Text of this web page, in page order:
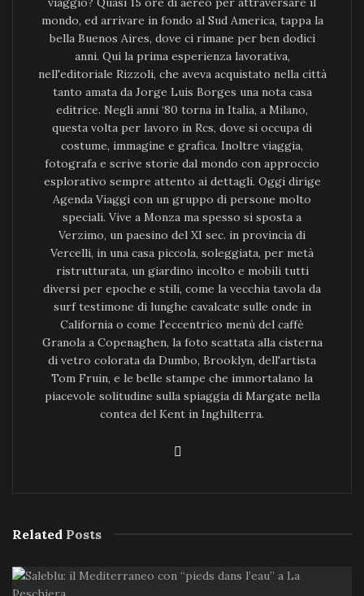
mondo, ed arrivare in fondo al Sud America, tappa la
bella Buenos Aires, dove ci rimane per ben dodici
anni. Qui la prima esperienza lavorativa,
nell'editoriale Rizzoli, che aveva acquistato nella città
tanto amata da Jorge Luis Borges una nota casa
editrice. Negli anni ‘80 torna in Italia, a Milano,
questa volta per lavoro in Rcs, dove si occupa di
costume, immagine e grafica. Inoltre viaggia,
fotografa e scrive storie dal mondo con approccio
esplorativo sempre attento ai dettagli. Oggi dirige
Agenda Viaggi con un gruppo di persone molto
speciali. Vive a Monza ma spesso si sposta a
Verzimo, un paesino del XI sec. in provincia di
Vercelli, in una casa piccola, soleggiata, per metà
ristrutturata, un giardino incolto e mobili tutti
diversi per epoche e stili, come la vecchia tavola da
surf testimone di lunghe cavalcate sulle onde in
California o come l'eccentrico menù del caffè
Granola a Copenaghen, la foto scattata alla cisterna
di vetro colorata da Dumbo, Brooklyn, dell'artista
Tom Fruin, e le belle stampe che immortalano la
piacevole solitudine sulla spiaggia di Margate nella
contea del Kent in Inghilterra.
Related Posts